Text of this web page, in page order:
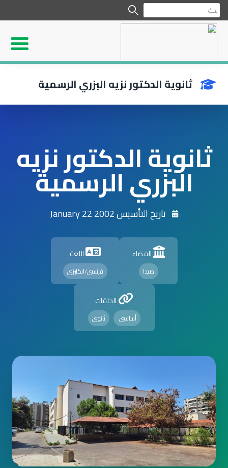
ثانوية الدكتور نزيه البزري الرسمية
ثانوية الدكتور نزيه
البزري الرسمية
تاريخ التأسيس 2002 January 22
القضاء
صيدا
اللغة
فرنسي/انكليزي
الحلقات
أساسي ثانوي